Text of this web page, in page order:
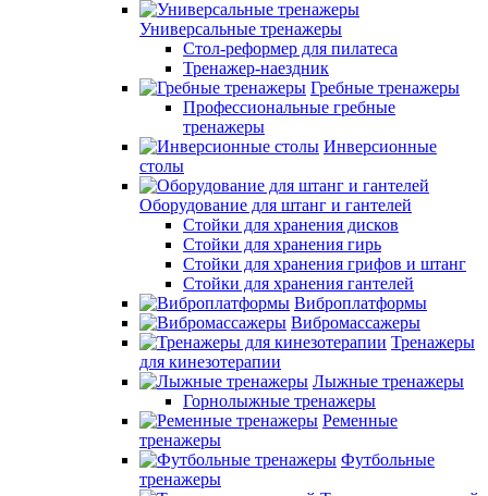
Универсальные тренажеры
Стол-реформер для пилатеса
Тренажер-наездник
Гребные тренажеры
Профессиональные гребные
тренажеры
Инверсионные
столы
Оборудование для штанг и гантелей
Стойки для хранения дисков
Стойки для хранения гирь
Стойки для хранения грифов и штанг
Стойки для хранения гантелей
Виброплатформы
Вибромассажеры
Тренажеры
для кинезотерапии
Лыжные тренажеры
Горнолыжные тренажеры
Ременные
тренажеры
Футбольные
тренажеры